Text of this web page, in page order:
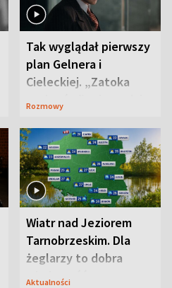
Tak wyglądał pierwszy
plan Gelnera i
Cieleckiej. „Zatoka
szpiegów” od razu ich
Rozmowy
Wiatr nad Jeziorem
Tarnobrzeskim. Dla
żeglarzy to dobra
wiadomość
Aktualności